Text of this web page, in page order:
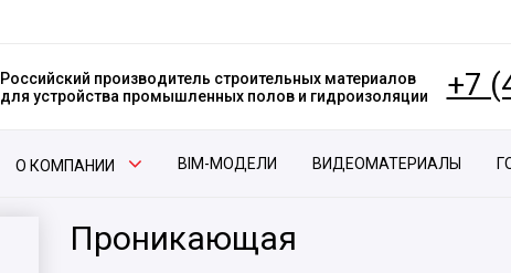
Российский производитель строительных материалов
для устройства промышленных полов и гидроизоляции
+7
О КОМПАНИИ BIM-МОДЕЛИ ВИДЕОМАТЕРИАЛЫ
Проникающая